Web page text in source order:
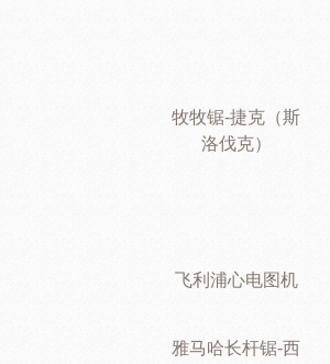
牧牧锯-捷克（斯
洛伐克）
飞利浦心电图机
雅马哈长杆锯-西